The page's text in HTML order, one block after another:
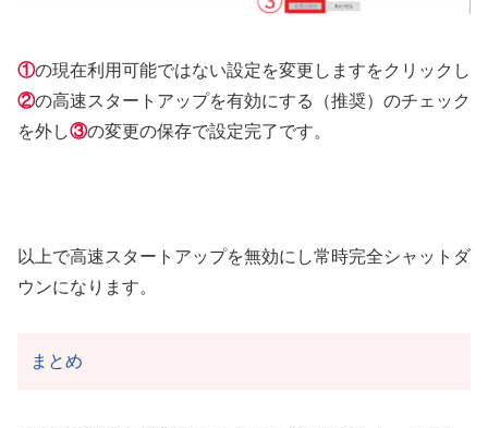
①の現在利用可能ではない設定を変更しますをクリックし
②の高速スタートアップを有効にする（推奨）のチェック
を外し③の変更の保存で設定完了です。
以上で高速スタートアップを無効にし常時完全シャットダ
ウンになります。
まとめ